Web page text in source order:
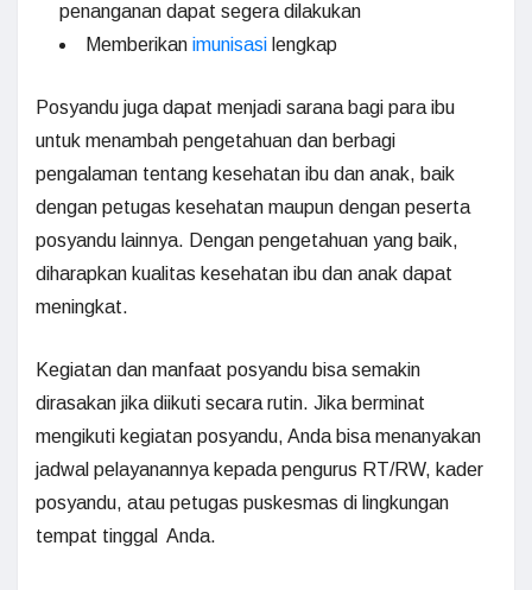
penanganan dapat segera dilakukan
Memberikan imunisasi lengkap
Posyandu juga dapat menjadi sarana bagi para ibu
untuk menambah pengetahuan dan berbagi
pengalaman tentang kesehatan ibu dan anak, baik
dengan petugas kesehatan maupun dengan peserta
posyandu lainnya. Dengan pengetahuan yang baik,
diharapkan kualitas kesehatan ibu dan anak dapat
meningkat.
Kegiatan dan manfaat posyandu bisa semakin
dirasakan jika diikuti secara rutin. Jika berminat
mengikuti kegiatan posyandu, Anda bisa menanyakan
jadwal pelayanannya kepada pengurus RT/RW, kader
posyandu, atau petugas puskesmas di lingkungan
tempat tinggal Anda.